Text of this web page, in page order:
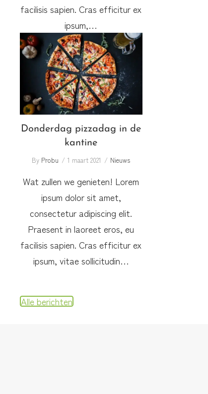
facilisis sapien. Cras efficitur ex
ipsum,…
Donderdag pizzadag in de
kantine
Donderdag pizzadag in de
kantine
By Probu 1 maart 2021 Nieuws
Wat zullen we genieten! Lorem
ipsum dolor sit amet,
consectetur adipiscing elit.
Praesent in laoreet eros, eu
facilisis sapien. Cras efficitur ex
ipsum, vitae sollicitudin…
Alle berichten